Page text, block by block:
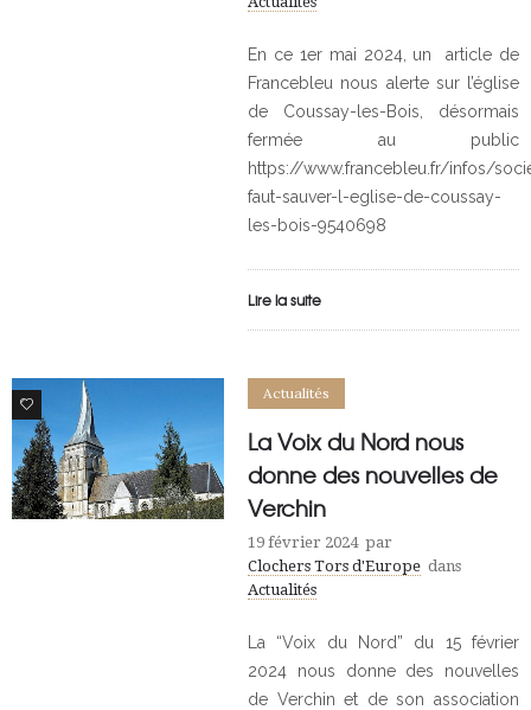
En ce 1er mai 2024, un article de
Francebleu nous alerte sur l’église
de Coussay-les-Bois, désormais
fermée au public
https://www.francebleu.fr/infos/
faut-sauver-l-eglise-de-coussay-
les-bois-9540698
Lire la suite
0
Actualités
La Voix du Nord nous
donne des nouvelles de
Verchin
19 février 2024 par
Clochers Tors d'Europe dans
Actualités
La “Voix du Nord” du 15 février
2024 nous donne des nouvelles
de Verchin et de son association